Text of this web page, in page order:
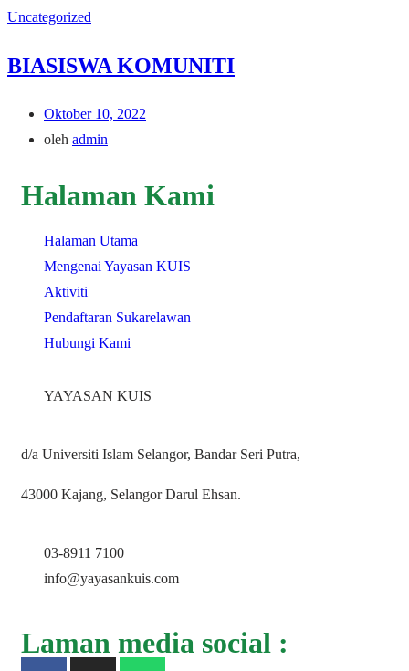
Uncategorized
BIASISWA KOMUNITI
Oktober 10, 2022
oleh admin
Halaman Kami
Halaman Utama
Mengenai Yayasan KUIS
Aktiviti
Pendaftaran Sukarelawan
Hubungi Kami
YAYASAN KUIS
d/a Universiti Islam Selangor, Bandar Seri Putra,
43000 Kajang, Selangor Darul Ehsan.
03-8911 7100
info@yayasankuis.com
Laman media social :